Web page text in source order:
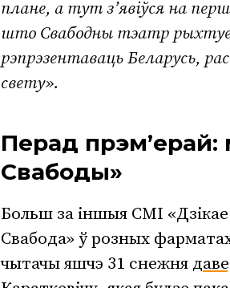
плане, а тут з’явіўся на
што Свабодны тэатр рыхтуе
рэпрэзентаваць Беларусь,
свету».
Перад
Свабоды»
Больш за іншыя СМІ
Свабода» ў розных
чытачы яшчэ 31 снежня